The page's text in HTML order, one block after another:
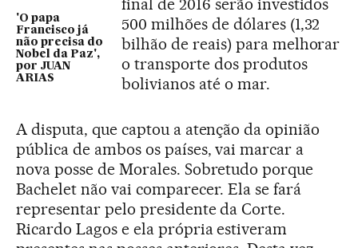
'O papa
Francisco já
não precisa do
Nobel da Paz',
por JUAN
ARIAS
final de 2016 serão investidos
500 milhões de dólares (1,32
bilhão de reais) para melhorar
o transporte dos produtos
bolivianos até o mar.
A disputa, que captou a atenção da opinião
pública de ambos os países, vai marcar a
nova posse de Morales. Sobretudo porque
Bachelet não vai comparecer. Ela se fará
representar pelo presidente da Corte.
Ricardo Lagos e ela própria estiveram